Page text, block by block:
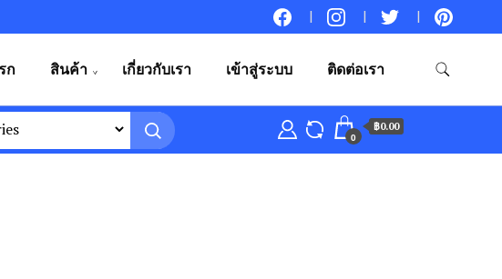
ก สินค้า เกี่ยวกับเรา เข้าสู่ระบบ ติดต่อเรา
0
฿0.00